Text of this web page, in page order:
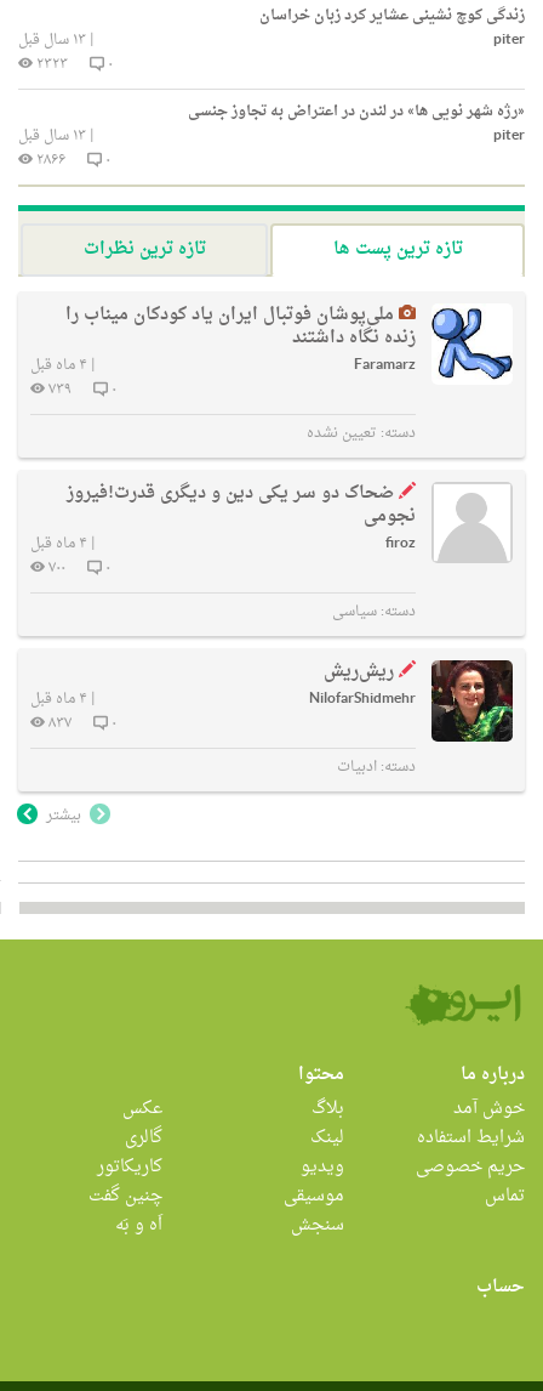
زندگی کوچ نشینی عشایر کرد زبان خراسان
piter
|۱۳ سال قبل
۰
۲۳۲۳
«رژه شهر نویی ها» در لندن در اعتراض به تجاوز جنسی
piter
|۱۳ سال قبل
۰
۲۸۶۶
تازه ترین پست ها
تازه ترین نظرات
ملی‌پوشان فوتبال ایران یاد کودکان میناب را
زنده نگاه داشتند
Faramarz
| ۴ ماه قبل
۰
۷۳۹
دسته: تعیین نشده
ضحاک دو سر یکی دین و دیگری قدرت!فیروز
نجومی
firoz
| ۴ ماه قبل
۰
۷۰۰
دسته:سیاسی
ریش‌ریش
NilofarShidmehr
| ۴ ماه قبل
۰
۸۳۷
دسته:ادبیات
بیشتر
درباره ما
خوش آمد
شرایط استفاده
حریم خصوصی
تماس
محتوا
بلاگ
لینک
ویدیو
موسیقی
سنجش
عکس
گالری
کاریکاتور
چنین گفت
اَه و بَه
حساب